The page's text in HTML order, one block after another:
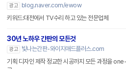
광고
blog.naver.com/ewow
키워드:대전에서 TV수리 하고 있는 전문업체
30년 노하우 간판의 모든것
광고
빛나는간판-와이지애드플러스.com
기획 디자인 제작 정교한 시공까지 모든 과정을